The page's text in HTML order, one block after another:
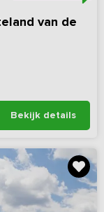
van de
Bekijk details